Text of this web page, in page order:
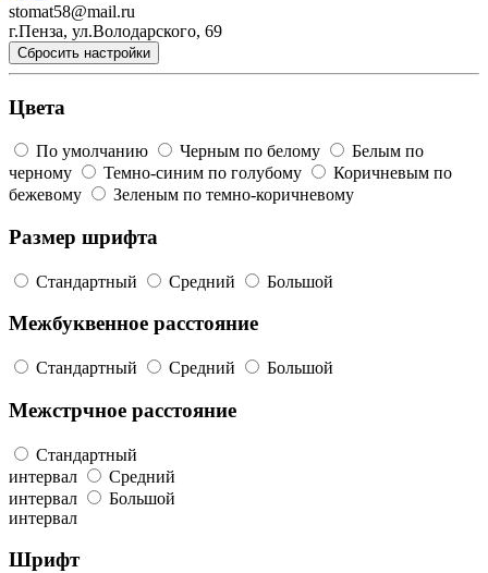
stomat58@mail.ru
г.Пенза, ул.Володарского, 69
Сбросить настройки
Цвета
По умолчанию Черным по белому
Белым по
черному
Темно-синим по голубому
Коричневым по
бежевому
Зеленым по темно-коричневому
Размер шрифта
Стандартный Средний Большой
Межбуквенное расстояние
Стандартный Средний Большой
Межстрчное расстояние
Стандартный
интервал
Средний
интервал
Большой
интервал
Шрифт